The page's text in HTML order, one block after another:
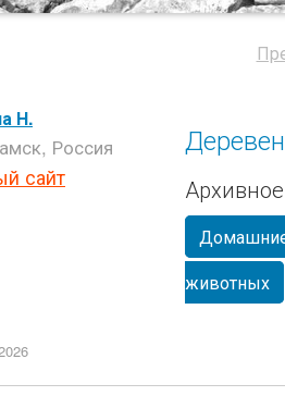
Н.
Россия
сайт
животных